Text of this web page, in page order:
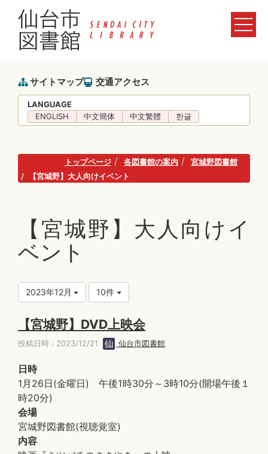
サイトマップ 交通アクセス
LANGUAGE
ENGLISH
中文簡体 中文繁體 한글
トップページ 各図書館の案内
宮城野図書館
【宮城野】大人向けイベント
【宮城野】大人向けイ
ベント
2023年12月 10件
【宮城野】DVD上映会
投稿日時 : 2023/12/21 仙台市図書館
日時
1月26日(金曜日) 午後1時30分～3時10分(開場午後１
時20分)
会場
宮城野図書館(視聴覚室)
内容